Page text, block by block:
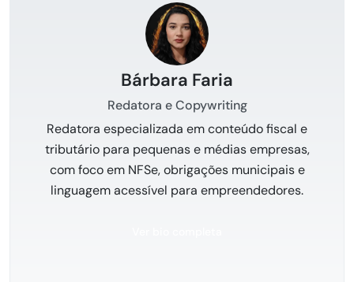
Bárbara Faria
Redatora e Copywriting
Redatora especializada em conteúdo fiscal e
tributário para pequenas e médias empresas,
com foco em NFSe, obrigações municipais e
linguagem acessível para empreendedores.